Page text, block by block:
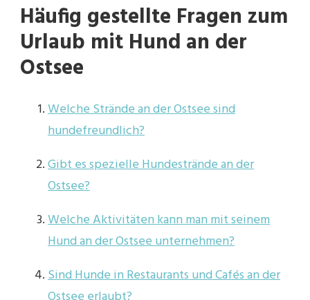
Häufig gestellte Fragen zum
Urlaub mit Hund an der
Ostsee
Welche Strände an der Ostsee sind
hundefreundlich?
Gibt es spezielle Hundestrände an der
Ostsee?
Welche Aktivitäten kann man mit seinem
Hund an der Ostsee unternehmen?
Sind Hunde in Restaurants und Cafés an der